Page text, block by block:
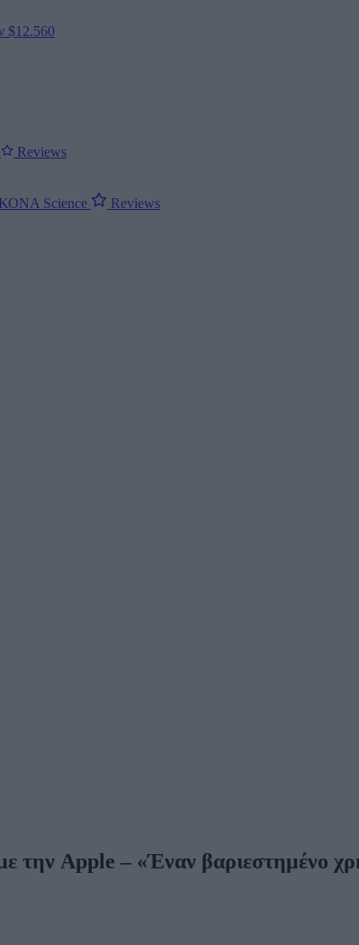
$12.560
Reviews
Science Reviews
την Apple – «Έναν βαριεστημένο